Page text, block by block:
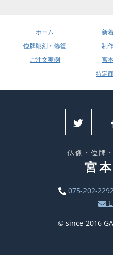
ホーム 新
位牌彫刻・修復
制
ご注文実例
宮
特定
仏像・位牌
宮
075-202-
© since 2016